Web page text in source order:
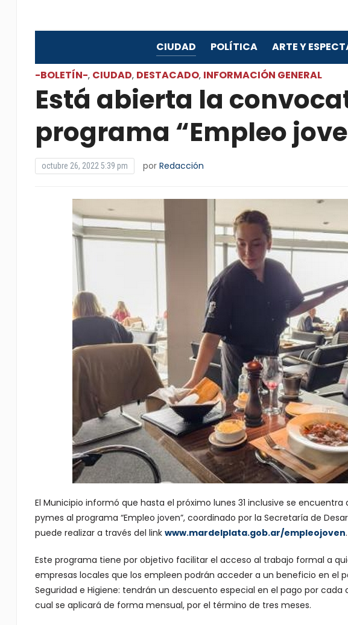
CIUDAD POLÍTICA ARTE Y
-BOLETÍN-, CIUDAD, DESTACADO, INFORMACIÓN GENERAL
Está abierta la
programa “Empleo
octubre 26, 2022 5:39 pm por Redacción
El Municipio informó que hasta el próximo lunes 31 inclusive se
pymes al programa “Empleo joven”, coordinado por la Secretaría de
puede realizar a través del link www.mardelplata.gob.ar/empleojoven.
Este programa tiene por objetivo facilitar el acceso al trabajo formal a
empresas locales que los empleen podrán acceder a un beneficio en el
Seguridad e Higiene: tendrán un descuento especial en el pago por
cual se aplicará de forma mensual, por el término de tres meses.